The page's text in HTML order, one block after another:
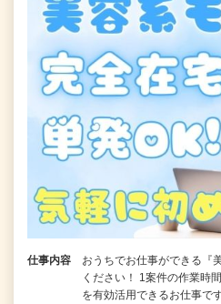
仕事内容
おうちでお仕事ができる『
ください！ 1案件の作業時
を有効活用できるお仕事で